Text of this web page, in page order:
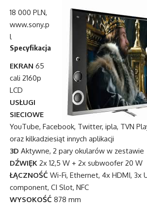
18 000 PLN,
www.sony.p
l
Specyfikacja
EKRAN 65
cali 2160p
LCD
USŁUGI
SIECIOWE
YouTube, Facebook, Twitter, ipla, TVN
oraz kilkadziesiąt innych aplikacji
3D Aktywne, 2 pary okularów w zestawie
DŹWIĘK 2x 12,5 W + 2x subwoofer 20 W
ŁĄCZNOŚĆ Wi-Fi, Ethernet, 4x HDMI, 3x
component, CI Slot, NFC
WYSOKOŚĆ 878 mm